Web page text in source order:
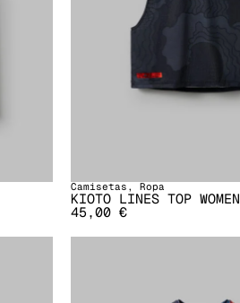
Camisetas,Ropa
KIOTO LINES TOP WOMEN
45,00 €